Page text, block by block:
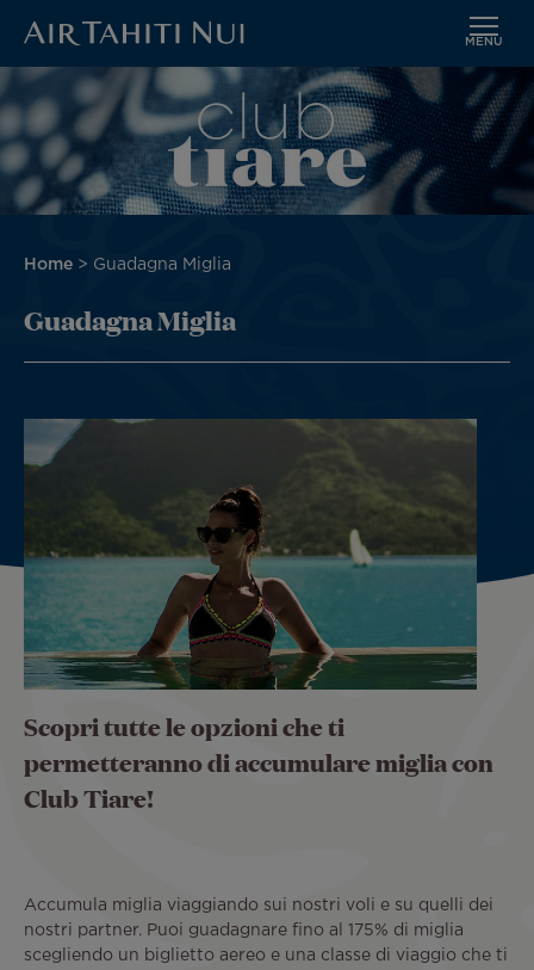
al
contenuto
principale
MENU
Immagine
Briciole
pane
Home Guadagna Miglia
Guadagna Miglia
Scopri tutte le opzioni che ti
permetteranno di accumulare miglia con
Club Tiare!
Accumula miglia viaggiando sui nostri voli e su quelli dei
nostri partner. Puoi guadagnare fino al 175% di miglia
scegliendo un biglietto aereo e una classe di viaggio che ti